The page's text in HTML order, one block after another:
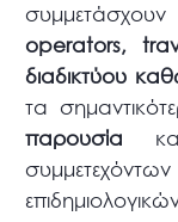
συμμετάσχουν
operators,
διαδικτύου
τα
παρουσία